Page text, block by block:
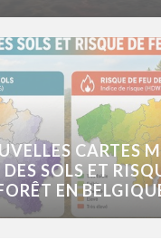
CARTES
DES SOLS ET
EN